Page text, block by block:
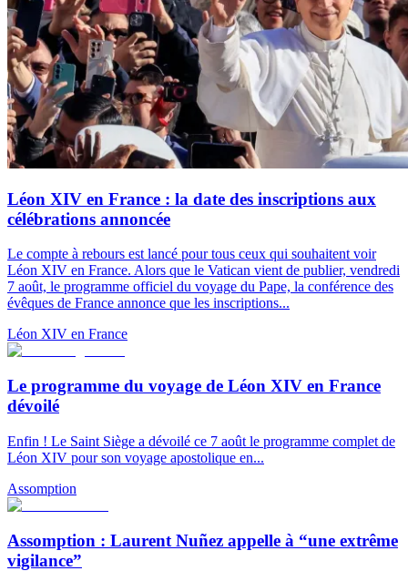
Léon XIV en France : la date des inscriptions aux
célébrations annoncée
Le compte à rebours est lancé pour tous ceux qui souhaitent voir
Léon XIV en France. Alors que le Vatican vient de publier, vendredi
7 août, le programme officiel du voyage du Pape, la conférence des
évêques de France annonce que les inscriptions...
Léon XIV en France
Le programme du voyage de Léon XIV en France
dévoilé
Enfin ! Le Saint Siège a dévoilé ce 7 août le programme complet de
Léon XIV pour son voyage apostolique en...
Assomption
Assomption : Laurent Nuñez appelle à “une extrême
vigilance”